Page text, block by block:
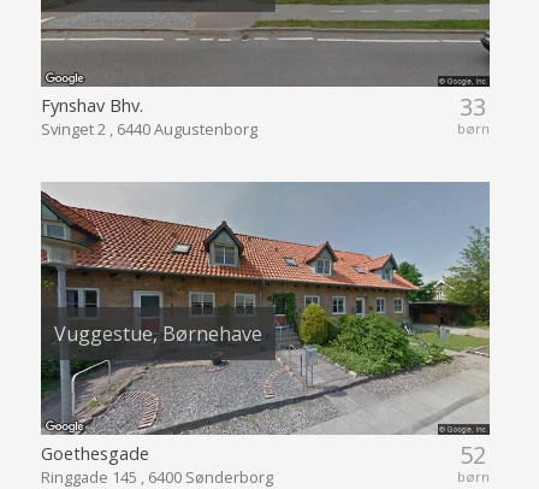
33
børn
Fynshav Bhv.
Svinget 2 , 6440 Augustenborg
Vuggestue, Børnehave
52
børn
Goethesgade
Ringgade 145 , 6400 Sønderborg